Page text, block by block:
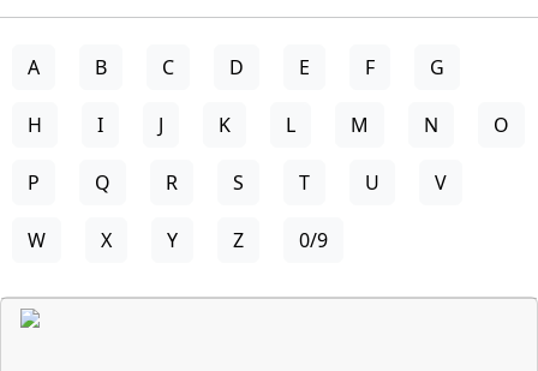
A B C D E F G
H I J K L M N O
P Q R S T U V
W X Y Z 0/9